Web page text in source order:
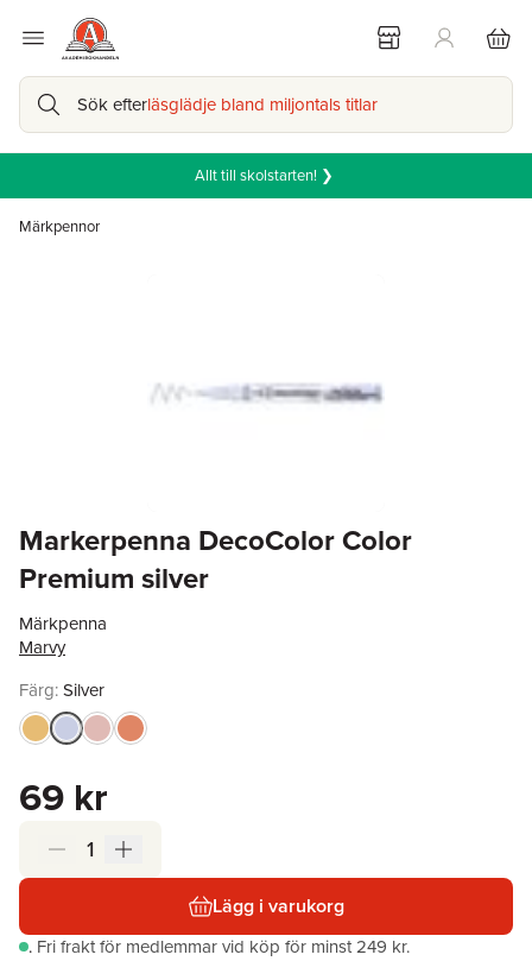
Sök efterläsglädje bland miljontals titlar
Allt till skolstarten! ❯
Märkpennor
Markerpenna DecoColor Color
Premium silver
Märkpenna
Marvy
Färg:Silver
Hoppa över färglista
69 kr
Lägg i varukorg
. Fri frakt för medlemmar vid köp för minst 249 kr.